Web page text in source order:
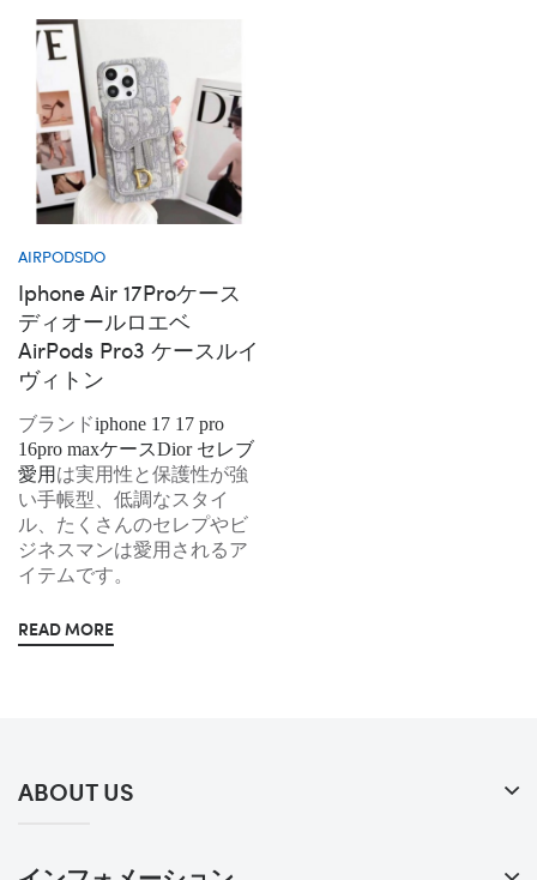
AIRPODSDO
Iphone Air 17Proケース
ディオールロエベ
AirPods Pro3 ケースルイ
ヴィトン
ブランドiphone 17 17 pro
16pro maxケースDior セレブ
愛用 は実用性と保護性が強
い手帳型、低調なスタイ
ル、たくさんのセレプやビ
ジネスマンは愛用されるア
イテムです。
READ MORE
ABOUT US